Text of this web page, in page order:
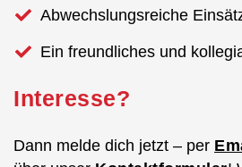
Abwechslungsreiche
Ein freundliches und
Interesse?
Dann melde dich jetzt – per